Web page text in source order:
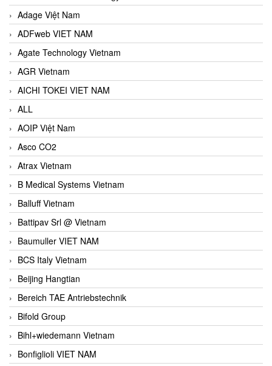
Adage Việt Nam
ADFweb VIET NAM
Agate Technology Vietnam
AGR Vietnam
AICHI TOKEI VIET NAM
ALL
AOIP Việt Nam
Asco CO2
Atrax Vietnam
B Medical Systems Vietnam
Balluff Vietnam
Battipav Srl @ Vietnam
Baumuller VIET NAM
BCS Italy Vietnam
Beijing Hangtian
Bereich TAE Antriebstechnik
Bifold Group
Bihl+wiedemann Vietnam
Bonfiglioli VIET NAM